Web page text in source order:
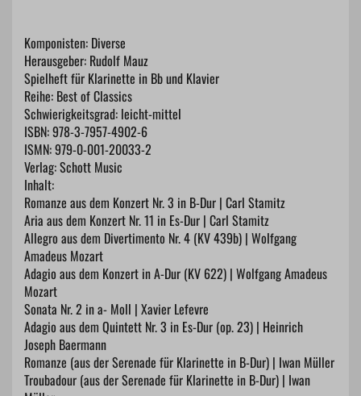
Komponisten: Diverse
Herausgeber: Rudolf Mauz
Spielheft für Klarinette in Bb und Klavier
Reihe: Best of Classics
Schwierigkeitsgrad: leicht-mittel
ISBN: 978-3-7957-4902-6
ISMN: 979-0-001-20033-2
Verlag: Schott Music
Inhalt:
Romanze aus dem Konzert Nr. 3 in B-Dur | Carl Stamitz
Aria aus dem Konzert Nr. 11 in Es-Dur | Carl Stamitz
Allegro aus dem Divertimento Nr. 4 (KV 439b) | Wolfgang
Amadeus Mozart
Adagio aus dem Konzert in A-Dur (KV 622) | Wolfgang Amadeus
Mozart
Sonata Nr. 2 in a- Moll | Xavier Lefevre
Adagio aus dem Quintett Nr. 3 in Es-Dur (op. 23) | Heinrich
Joseph Baermann
Romanze (aus der Serenade für Klarinette in B-Dur) | Iwan Müller
Troubadour (aus der Serenade für Klarinette in B-Dur) | Iwan